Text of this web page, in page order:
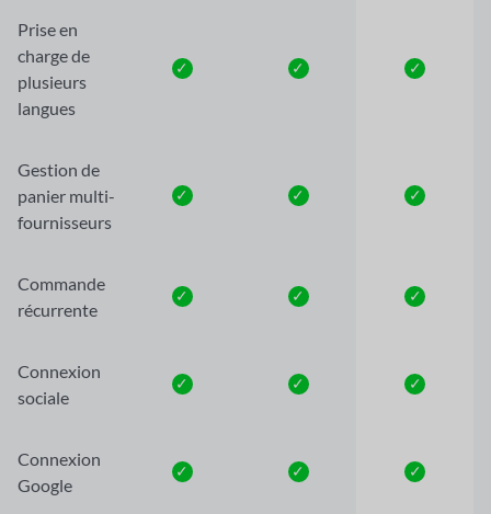
Prise en
charge de
plusieurs
langues
✓ ✓ ✓
Gestion de
panier multi-
fournisseurs
✓ ✓ ✓
Commande
récurrente
✓ ✓ ✓
Connexion
sociale
✓ ✓ ✓
Connexion
Google
✓ ✓ ✓